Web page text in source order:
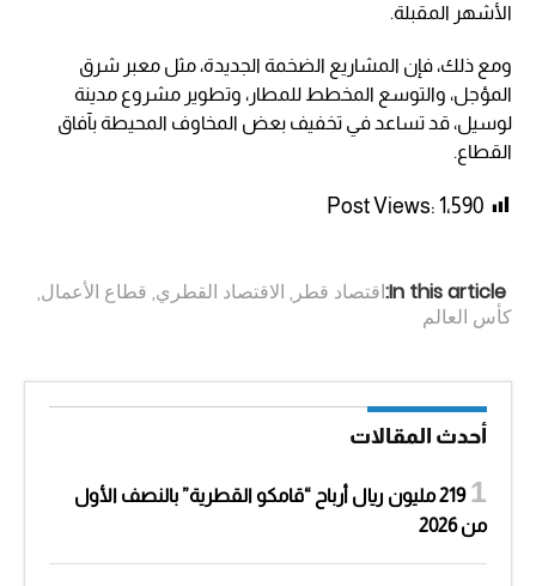
الأشهر المقبلة.
ومع ذلك، فإن المشاريع الضخمة الجديدة، مثل معبر شرق
المؤجل، والتوسع المخطط للمطار، وتطوير مشروع مدينة
لوسيل، قد تساعد في تخفيف بعض المخاوف المحيطة بآفاق
القطاع.
Post Views: 1٬590
In this article:اقتصاد قطر , الاقتصاد القطري, قطاع الأعمال,
كأس العالم
أحدث المقالات
219 مليون ريال أرباح “قامكو القطرية” بالنصف الأول
من 2026